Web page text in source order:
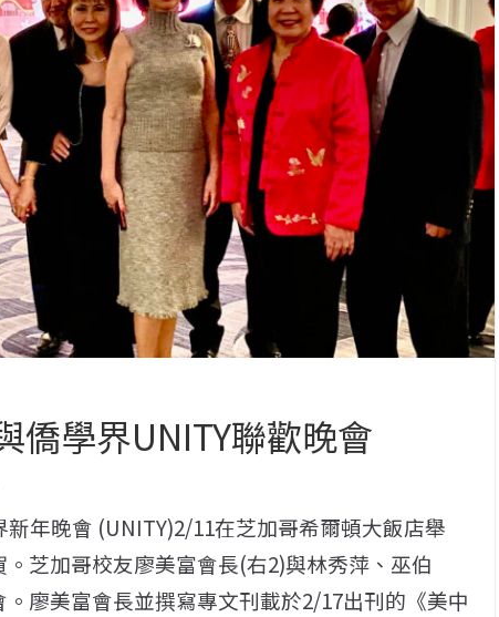
僑學界UNITY聯歡晚會
新年晚會 (UNITY)2/11在芝加哥希爾頓大飯店舉
芝加哥校友廖美富會長(右2)與林秀萍、巫伯
廖美富會長並撰寫專文刊載於2/17出刊的《美中